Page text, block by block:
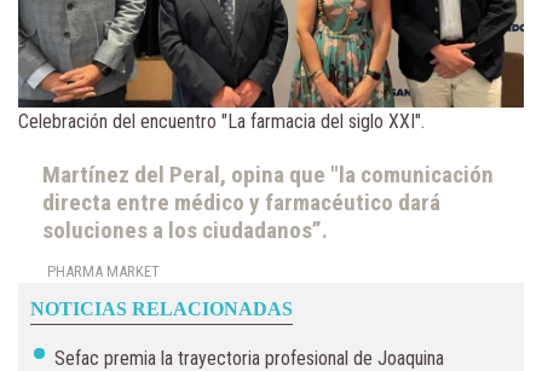
Celebración del encuentro "La farmacia del siglo XXI".
Martínez del Peral, opina que "la comunicación
directa entre médico y farmacéutico dará
soluciones a los ciudadanos”.
PHARMA MARKET
NOTICIAS RELACIONADAS
Sefac premia la trayectoria profesional de Joaquina